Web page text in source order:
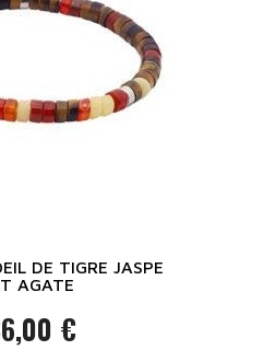
DE TIGRE JASPE
AGATE
Prix€